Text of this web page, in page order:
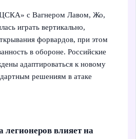
с Вагнером Лавом, Жо,
играть вертикально,
форвардов, при этом
в обороне. Российские
адаптироваться к новому
решениям в атаке
легионеров влияет на